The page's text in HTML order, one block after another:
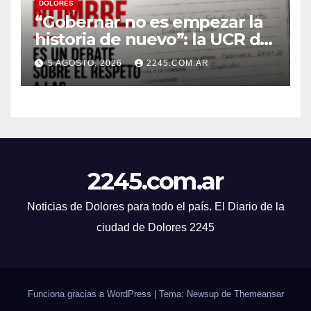
DOLORES
“Gobernar no es empezar la
historia de nuevo”: la UCR de
Dolores rechazó el cambio de
nombre del Estadio Arturo
Umberto Illia
5 AGOSTO, 2026 2245.COM.AR
2245.com.ar
Noticias de Dolores para todo el país. El Diario de la
ciudad de Dolores 2245
Funciona gracias a WordPress Tema: Newsup de Themeansar